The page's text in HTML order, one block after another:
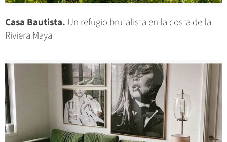
Casa Bautista. Un refugio brutalista en la costa de la
Riviera Maya